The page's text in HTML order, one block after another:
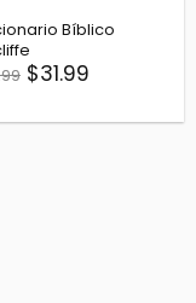
Bíblico
$31.99